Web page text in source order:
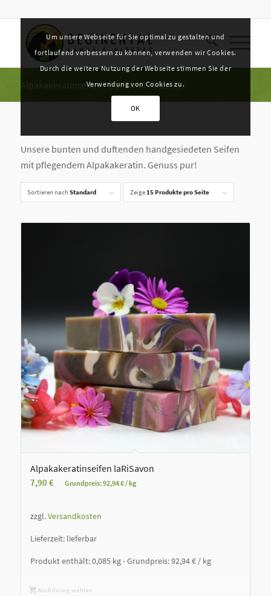
Alpakakeratinseifen - bunt und duftend
Unsere bunten und duftenden handgesiedeten Seifen
mit pflegendem Alpakakeratin. Genuss pur!
Sortieren nachStandard Zeige15 Produkte pro Seite
Alpakakeratinseifen laRiSavon
7,90 € Grundpreis:92,94€/kg
zzgl.Versandkosten
Lieferzeit: lieferbar
Produkt enthält: 0,085 kg- Grundpreis:92,94€/ kg
Ausführung wählen
Um unsere Webseite für Sie optimal zu gestalten und
fortlaufend verbessern zu können, verwenden wir Cookies.
Durch die weitere Nutzung der Webseite stimmen Sie der
Verwendung von Cookies zu.
OK